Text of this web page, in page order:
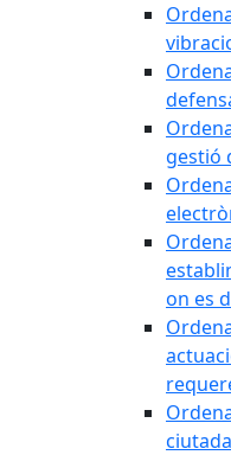
gestió
on es